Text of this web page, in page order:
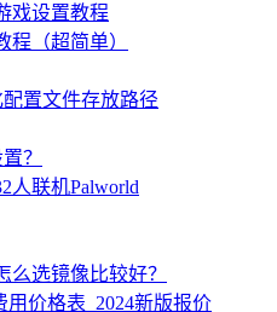
戏设置教程
程（超简单）
置文件存放路径
？
人联机Palworld
选镜像比较好？
价格表_2024新版报价